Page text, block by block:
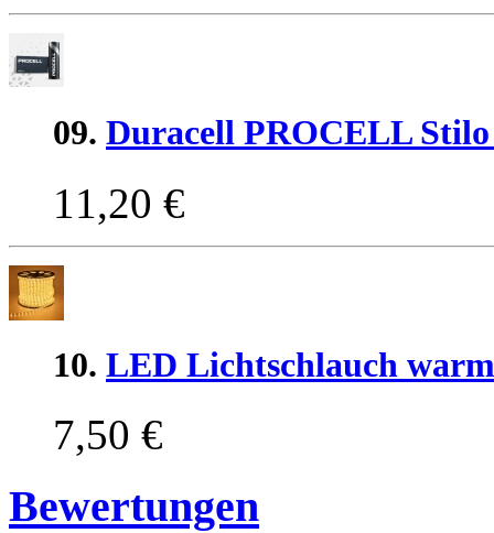
09. Duracell PROCELL
11,20 €
10. LED Lichtschlauch
7,50 €
Bewertungen